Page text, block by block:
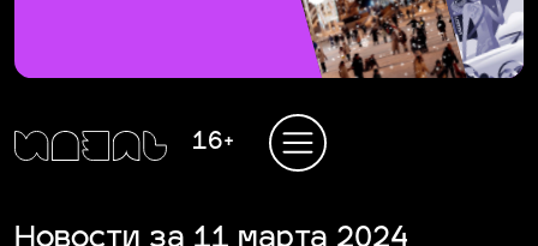
16+
Новости за 11 марта 2024